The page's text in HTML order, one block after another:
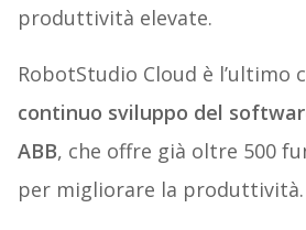
produttività elevate.
RobotStudio Cloud è l’ultimo
continuo sviluppo del
ABB, che offre già oltre 500
per migliorare la produttività.